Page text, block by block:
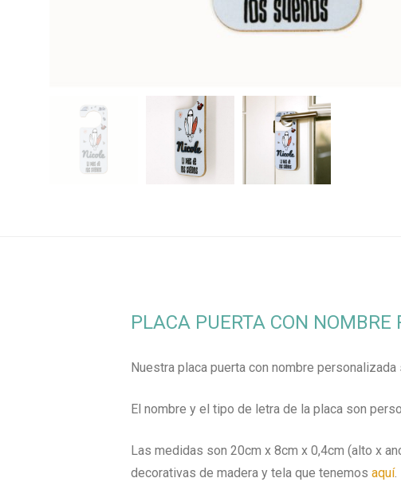
PLACA PUERTA CON NOMBRE
Nuestra placa puerta con nombre
El nombre y el tipo de letra de la placa son
Las medidas son 20cm x 8cm x 0,4cm (alto x
decorativas de madera y tela que tenemos aquí.